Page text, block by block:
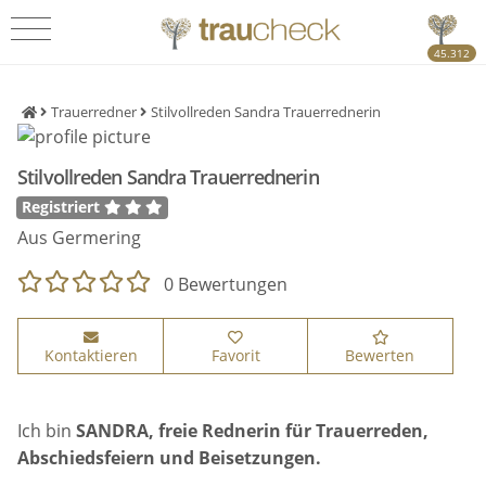
45.312
Trauerredner Stilvollreden Sandra Trauerrednerin
Stilvollreden Sandra Trauerrednerin
Registriert
Aus Germering
0 Bewertungen
Kontaktieren Favorit Bewerten
Ich binSANDRA, freie Rednerin für Trauerreden,
Abschiedsfeiern und Beisetzungen.